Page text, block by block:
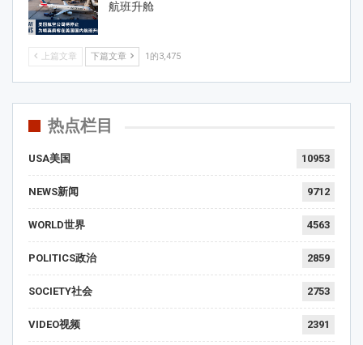
航班升舱
上篇文章 下篇文章 1的3,475
热点栏目
USA美国 10953
NEWS新闻 9712
WORLD世界 4563
POLITICS政治 2859
SOCIETY社会 2753
VIDEO视频 2391